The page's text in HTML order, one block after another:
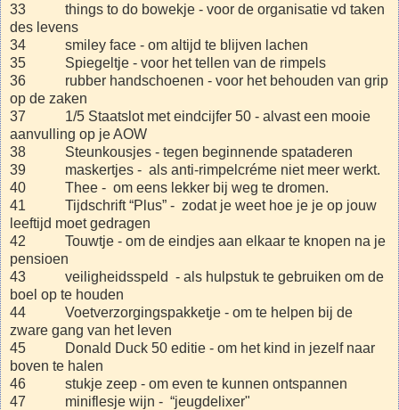
33 things to do bowekje - voor de organisatie vd taken
des levens
34 smiley face - om altijd te blijven lachen
35 Spiegeltje - voor het tellen van de rimpels
36 rubber handschoenen - voor het behouden van grip
op de zaken
37 1/5 Staatslot met eindcijfer 50 - alvast een mooie
aanvulling op je AOW
38 Steunkousjes - tegen beginnende spataderen
39 maskertjes - als anti-rimpelcréme niet meer werkt.
40 Thee - om eens lekker bij weg te dromen.
41 Tijdschrift “Plus” - zodat je weet hoe je je op jouw
leeftijd moet gedragen
42 Touwtje - om de eindjes aan elkaar te knopen na je
pensioen
43 veiligheidsspeld - als hulpstuk te gebruiken om de
boel op te houden
44 Voetverzorgingspakketje - om te helpen bij de
zware gang van het leven
45 Donald Duck 50 editie - om het kind in jezelf naar
boven te halen
46 stukje zeep - om even te kunnen ontspannen
47 miniflesje wijn - “jeugdelixer"